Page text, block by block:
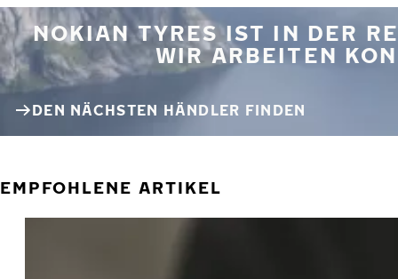
NOKIAN TYRES IST IN DER
WIR ARBEITEN
DEN NÄCHSTEN HÄNDLER FINDEN
EMPFOHLENE ARTIKEL